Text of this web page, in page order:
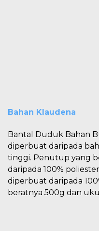
Bahan Klaudena
Bantal Duduk Bahan
diperbuat daripada
tinggi. Penutup yang
daripada 100%
diperbuat daripada
beratnya 500g dan